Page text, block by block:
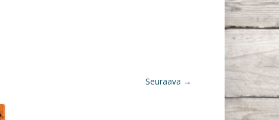
Seuraava →